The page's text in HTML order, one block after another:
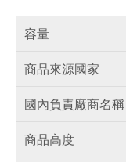
容量
商品來源國家
國內負責廠商名稱
商品高度